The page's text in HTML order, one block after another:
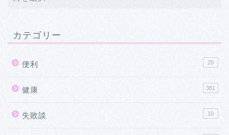
カテゴリー
便利 20
健康 381
失敗談 10